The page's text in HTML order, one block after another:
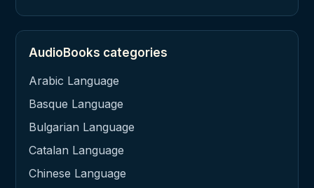
AudioBooks categories
Arabic Language
Basque Language
Bulgarian Language
Catalan Language
Chinese Language